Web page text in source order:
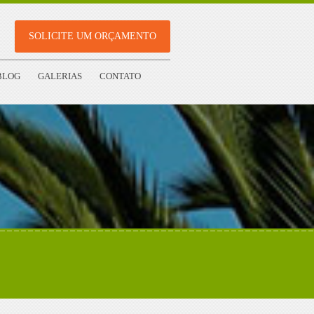
SOLICITE UM ORÇAMENTO
GALERIAS CONTATO